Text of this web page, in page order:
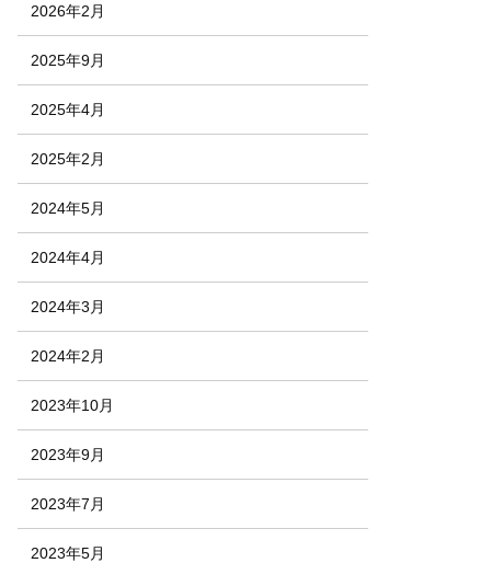
2026年2月
2025年9月
2025年4月
2025年2月
2024年5月
2024年4月
2024年3月
2024年2月
2023年10月
2023年9月
2023年7月
2023年5月